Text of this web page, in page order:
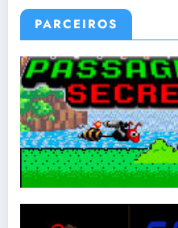
PARCEIROS